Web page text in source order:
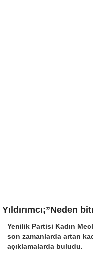
Yıldırımcı;”Neden
Yenilik Partisi Kadın
son zamanlarda artan
açıklamalarda buludu.